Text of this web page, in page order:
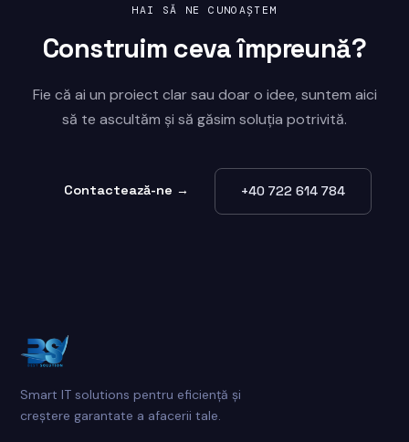
HAI SĂ NE CUNOAȘTEM
Construim cevaîmpreună?
Fie că ai un proiect clar sau doar o idee, suntem aici
să te ascultăm și să găsim soluția potrivită.
Contactează-ne → +40 722 614 784
Smart IT solutions pentru eficiență și
creștere garantate a afacerii tale.